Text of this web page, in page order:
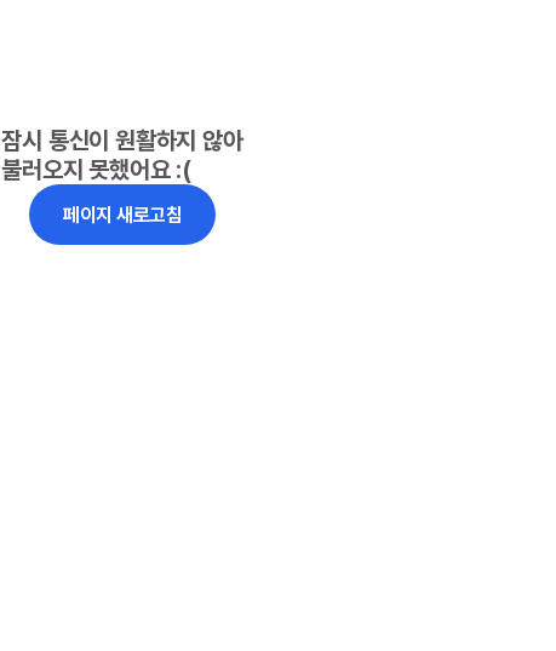
잠시 통신이 원활하지 않아
불러오지 못했어요 :(
페이지 새로고침